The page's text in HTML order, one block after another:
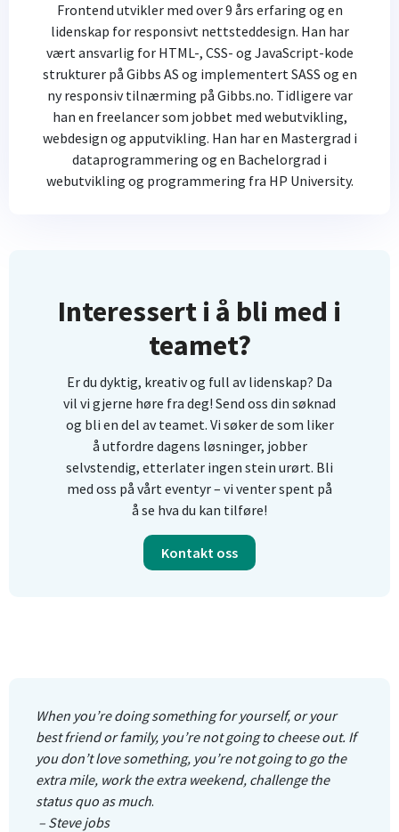
Frontend utvikler med over 9 års erfaring og en
lidenskap for responsivt nettsteddesign. Han har
vært ansvarlig for HTML-, CSS- og JavaScript-kode
strukturer på Gibbs AS og implementert SASS og en
ny responsiv tilnærming på Gibbs.no. Tidligere var
han en freelancer som jobbet med webutvikling,
webdesign og apputvikling. Han har en Mastergrad i
dataprogrammering og en Bachelorgrad i
webutvikling og programmering fra HP University.
Interessert i å bli med i
teamet?
Er du dyktig, kreativ og full av lidenskap? Da
vil vi gjerne høre fra deg! Send oss din søknad
og bli en del av teamet. Vi søker de som liker
å utfordre dagens løsninger, jobber
selvstendig, etterlater ingen stein urørt. Bli
med oss på vårt eventyr – vi venter spent på
å se hva du kan tilføre!
Kontakt oss
When you’re doing something for yourself, or your
best friend or family, you’re not going to cheese out. If
you don’t love something, you’re not going to go the
extra mile, work the extra weekend, challenge the
status quo as much.
– Steve jobs